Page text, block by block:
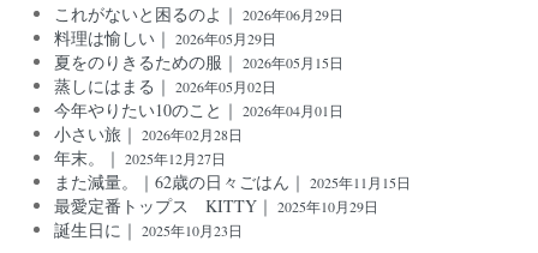
これがないと困るのよ｜ 2026年06月29日
料理は愉しい｜ 2026年05月29日
夏をのりきるための服｜ 2026年05月15日
蒸しにはまる｜ 2026年05月02日
今年やりたい10のこと｜ 2026年04月01日
小さい旅｜ 2026年02月28日
年末。｜ 2025年12月27日
また減量。｜62歳の日々ごはん｜ 2025年11月15日
最愛定番トップス KITTY｜ 2025年10月29日
誕生日に｜ 2025年10月23日